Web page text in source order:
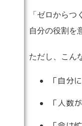
「ゼロから
自分の役割を
ただし、こん
「自分
「人数